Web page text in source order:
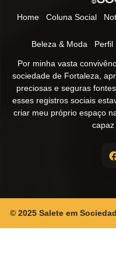
Home Coluna Social
Beleza & Moda Perfil
Por minha vasta
sociedade de Fortaleza,
preciosas e seguras
esses registros sociais
criar meu próprio espaço
capaz
© 2025 Salete em